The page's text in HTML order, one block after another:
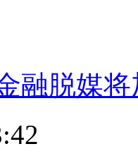
融脱媒将